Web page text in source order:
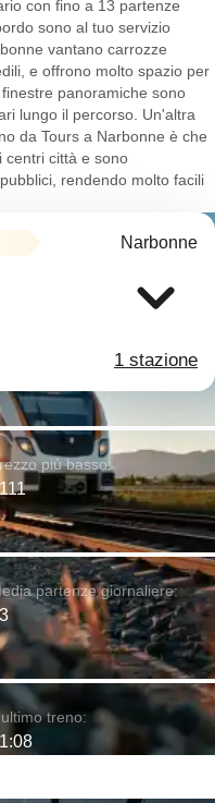
con fino a 13 partenze
sono al tuo servizio
vantano carrozze
e offrono molto spazio per
panoramiche sono
lungo il percorso. Un'altra
da Tours a Narbonne è che
centri città e sono
rendendo molto facili
Narbonne
1 stazione
più basso:
partenze giornaliere:
treno: